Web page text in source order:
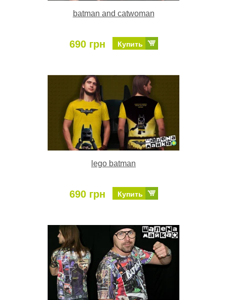
batman and catwoman
690 грн Купить
lego batman
690 грн Купить